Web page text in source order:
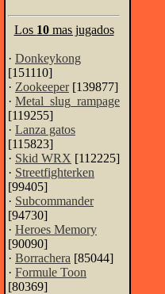
Los 10mas jugados
· Donkeykong
[151110]
· Zookeeper[139877]
· Metal_slug_rampage
[119255]
· Lanza gatos
[115823]
· Skid WRX [112225]
· Streetfighterken
[99405]
· Subcommander
[94730]
· Heroes Memory
[90090]
· Borrachera [85044]
· Formule Toon
[80369]